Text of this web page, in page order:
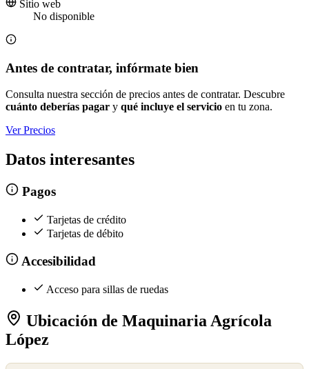
Sitio web
No disponible
Antes de contratar, infórmate bien
Consulta nuestra sección de precios antes de contratar. Descubre
cuánto deberías pagar y qué incluye el servicio en tu zona.
Ver Precios
Datos interesantes
Pagos
Tarjetas de crédito
Tarjetas de débito
Accesibilidad
Acceso para sillas de ruedas
Ubicación de Maquinaria Agrícola
López